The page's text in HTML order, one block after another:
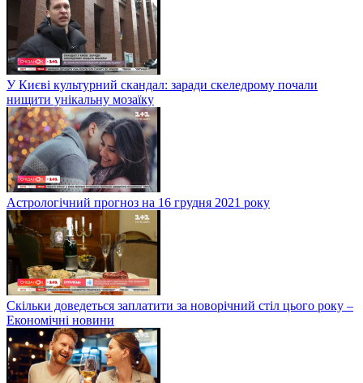
У Києві культурний скандал: заради скеледрому почали
нищити унікальну мозаїку
Астрологічний прогноз на 16 грудня 2021 року
Скільки доведеться заплатити за новорічний стіл цього року –
Економічні новини